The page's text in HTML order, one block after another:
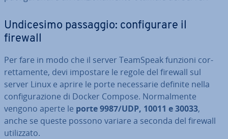
Un­di­ce­si­mo passaggio: con­fi­gu­ra­re il
firewall
Per fare in modo che il server TeamSpeak funzioni cor­
ret­ta­men­te, devi impostare le regole del firewall sul
server Linux e aprire le porte ne­ces­sa­rie definite nella
con­fi­gu­ra­zio­ne di Docker Compose. Nor­mal­men­te
vengono aperte le porte 9987/UDP, 10011 e 30033,
anche se queste possono variare a seconda del firewall
uti­liz­za­to.